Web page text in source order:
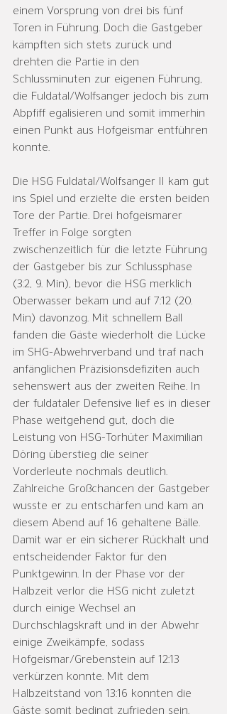
einem Vorsprung von drei bis fünf
Toren in Führung. Doch die Gastgeber
kämpften sich stets zurück und
drehten die Partie in den
Schlussminuten zur eigenen Führung,
die Fuldatal/Wolfsanger jedoch bis zum
Abpfiff egalisieren und somit immerhin
einen Punkt aus Hofgeismar entführen
konnte.
Die HSG Fuldatal/Wolfsanger II kam gut
ins Spiel und erzielte die ersten beiden
Tore der Partie. Drei hofgeismarer
Treffer in Folge sorgten
zwischenzeitlich für die letzte Führung
der Gastgeber bis zur Schlussphase
(3:2, 9. Min), bevor die HSG merklich
Oberwasser bekam und auf 7:12 (20.
Min) davonzog. Mit schnellem Ball
fanden die Gäste wiederholt die Lücke
im SHG-Abwehrverband und traf nach
anfänglichen Präzisionsdefiziten auch
sehenswert aus der zweiten Reihe. In
der fuldataler Defensive lief es in dieser
Phase weitgehend gut, doch die
Leistung von HSG-Torhüter Maximilian
Döring überstieg die seiner
Vorderleute nochmals deutlich.
Zahlreiche Großchancen der Gastgeber
wusste er zu entschärfen und kam an
diesem Abend auf 16 gehaltene Bälle.
Damit war er ein sicherer Rückhalt und
entscheidender Faktor für den
Punktgewinn. In der Phase vor der
Halbzeit verlor die HSG nicht zuletzt
durch einige Wechsel an
Durchschlagskraft und in der Abwehr
einige Zweikämpfe, sodass
Hofgeismar/Grebenstein auf 12:13
verkürzen konnte. Mit dem
Halbzeitstand von 13:16 konnten die
Gäste somit bedingt zufrieden sein.